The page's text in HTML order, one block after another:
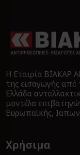
Η Εταιρία ΒΙΑΚΑΡ
της εισαγωγής από
Ελλάδα
μοντέλα
Ευρωπαϊκής,
Χρήσιμα